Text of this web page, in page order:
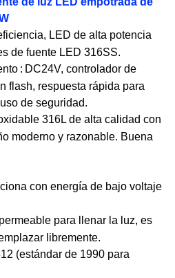
LED de alta potencia
de fuente LED 316SS.
: DC24V, controlador de
flash, respuesta rápida para
de seguridad.
316L de alta calidad con
moderno y razonable. Buena
con energía de bajo voltaje
para llenar la luz, es
libremente.
(estándar de 1990 para